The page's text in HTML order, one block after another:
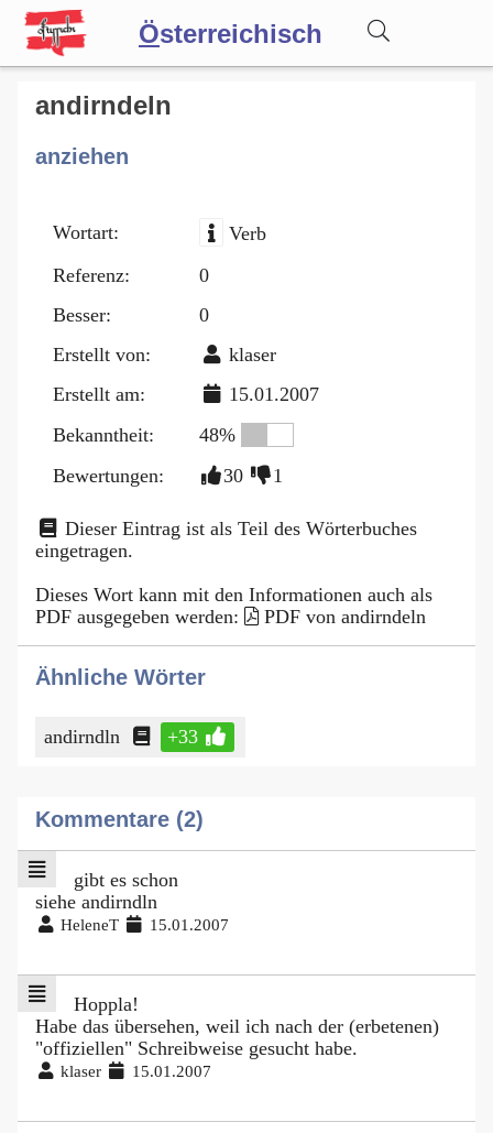
Österreichisch
Wörterbuch
Forum
Blog
andirndeln
anziehen
Wortart:
Verb
Referenz:
0
Besser:
0
Erstellt von:
klaser
Erstellt am:
15.01.2007
Bekanntheit:
48%
Bewertungen:
30 1
Dieser Eintrag ist als Teil des Wörterbuches
eingetragen.
Dieses Wort kann mit den Informationen auch als
PDF ausgegeben werden:
PDF von andirndeln
Ähnliche Wörter
andirndln +33
Kommentare (2)
gibt es schon
siehe andirndln
HeleneT 15.01.2007
Hoppla!
Habe das übersehen, weil ich nach der (erbetenen)
"offiziellen" Schreibweise gesucht habe.
klaser 15.01.2007